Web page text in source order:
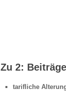
Zu 2:
tarifliche